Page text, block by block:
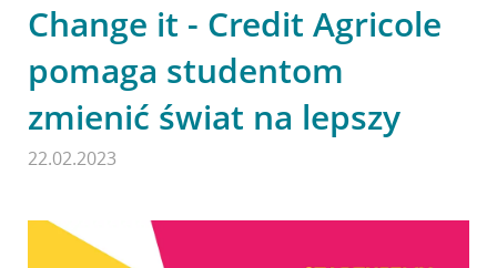
Change it - Credit Agricole
pomaga studentom
zmienić świat na lepszy
22.02.2023